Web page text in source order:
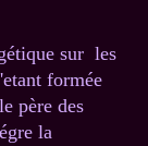
sur les
formée
père des
la